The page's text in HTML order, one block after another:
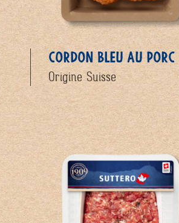
CORDON BLEU AU PORC
Origine Suisse